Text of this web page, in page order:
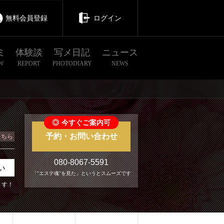
無料会員登録 ログイン
体験談
REPORT
写メ日記
PHOTODIARY
ニュース
NEWS
す！
ら
◎ 今すぐご案内可
予約・お問い合わせ
080-8067-5591
「"エステ魂"を見た」というとスムーズです